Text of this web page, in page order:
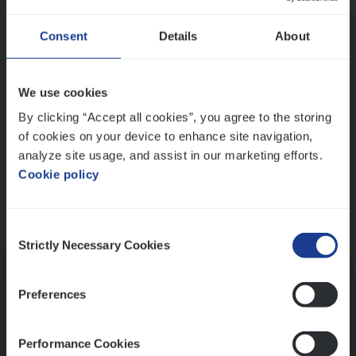
Consent Details About
We use cookies
By clicking “Accept all cookies”, you agree to the storing
of cookies on your device to enhance site navigation,
analyze site usage, and assist in our marketing efforts.
Cookie policy
Selection
Strictly Necessary Cookies
Preferences
Performance Cookies
Ons sollicitatieproces